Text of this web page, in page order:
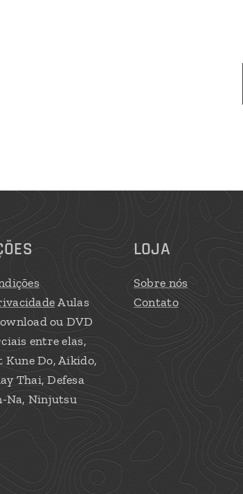
Aulas
ou DVD
entre elas,
Kune Do, Aikido,
Thai, Defesa
Na, Ninjutsu
LOJA
Sobre nós
Contato